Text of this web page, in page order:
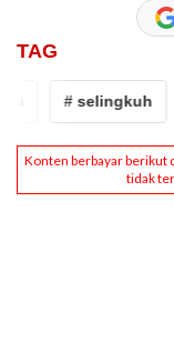
TAG
# selingkuh